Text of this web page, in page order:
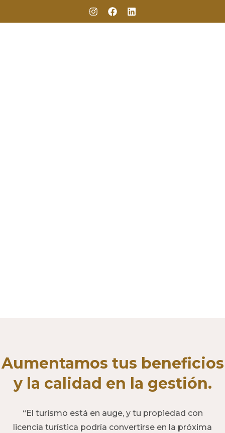
Aumentamos tus beneficios
y la calidad en la gestión.
“El turismo está en auge, y tu propiedad con
licencia turística podría convertirse en la próxima